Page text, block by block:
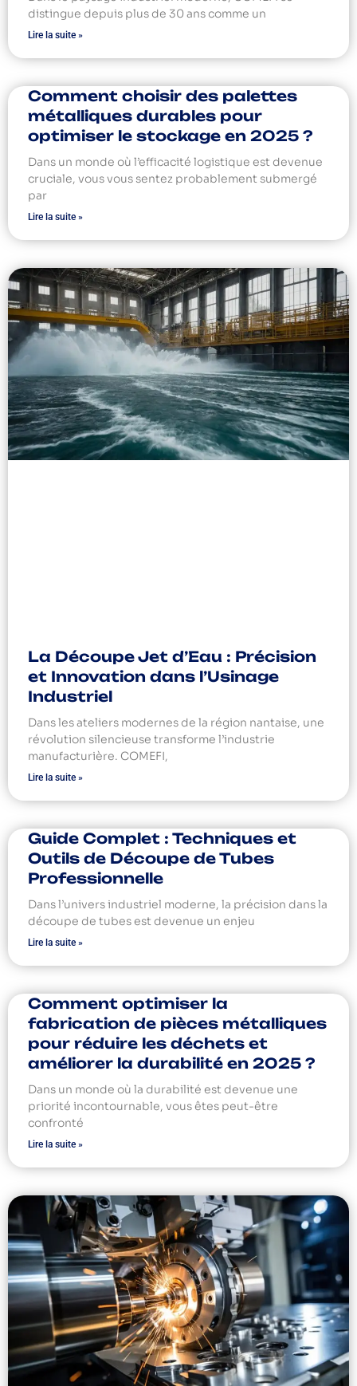
distingue depuis plus de 30 ans comme un
Lire la suite »
Comment choisir des palettes
métalliques durables pour
optimiser le stockage en 2025 ?
Dans un monde où l’efficacité logistique est devenue
cruciale, vous vous sentez probablement submergé
par
Lire la suite »
La Découpe Jet d’Eau : Précision
et Innovation dans l’Usinage
Industriel
Dans les ateliers modernes de la région nantaise, une
révolution silencieuse transforme l’industrie
manufacturière. COMEFI,
Lire la suite »
Guide Complet : Techniques et
Outils de Découpe de Tubes
Professionnelle
Dans l’univers industriel moderne, la précision dans la
découpe de tubes est devenue un enjeu
Lire la suite »
Comment optimiser la
fabrication de pièces métalliques
pour réduire les déchets et
améliorer la durabilité en 2025 ?
Dans un monde où la durabilité est devenue une
priorité incontournable, vous êtes peut-être
confronté
Lire la suite »